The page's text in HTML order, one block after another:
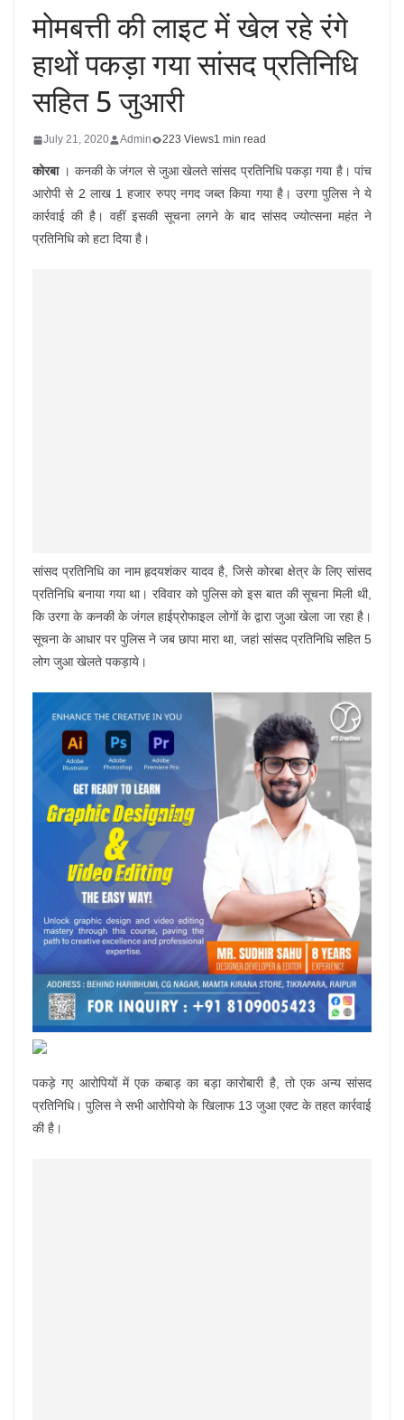
मोमबत्ती की लाइट में खेल रहे रंगे
हाथों पकड़ा गया सांसद प्रतिनिधि
सहित 5 जुआरी
July 21, 2020 Admin 223 Views1 min read
कोरबा। कनकी के जंगल से जुआ खेलते सांसद प्रतिनिधि पकड़ा गया है। पांच
आरोपी से 2 लाख 1 हजार रुपए नगद जब्त किया गया है। उरगा पुलिस ने ये
कार्रवाई की है। वहीं इसकी सूचना लगने के बाद सांसद ज्योत्सना महंत ने
प्रतिनिधि को हटा दिया है।
सांसद प्रतिनिधि का नाम हृदयशंकर यादव है, जिसे कोरबा क्षेत्र के लिए सांसद
प्रतिनिधि बनाया गया था। रविवार को पुलिस को इस बात की सूचना मिली थी,
कि उरगा के कनकी के जंगल हाईप्रोफाइल लोगों के द्वारा जुआ खेला जा रहा है।
सूचना के आधार पर पुलिस ने जब छापा मारा था, जहां सांसद प्रतिनिधि सहित 5
लोग जुआ खेलते पकड़ाये।
पकड़े गए आरोपियों में एक कबाड़ का बड़ा कारोबारी है, तो एक अन्य सांसद
प्रतिनिधि। पुलिस ने सभी आरोपियो के खिलाफ 13 जुआ एक्ट के तहत कार्रवाई
की है।